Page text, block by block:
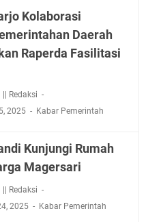
Kolaborasi
Daerah
Raperda Fasilitasi
Redaksi
2025
Kabar Pemerintah
Kunjungi Rumah
Magersari
Redaksi
2025
Kabar Pemerintah